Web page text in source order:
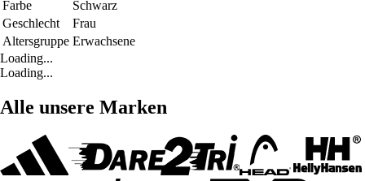
Farbe
Schwarz
Geschlecht
Frau
Altersgruppe Erwachsene
Loading...
Loading...
Alle unsere Marken